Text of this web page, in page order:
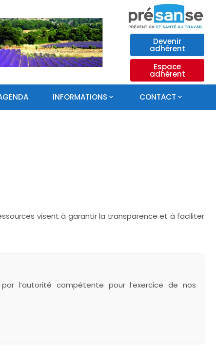
Devenir
adhérent
Espace
adhérent
INFORMATIONS CONTACT
visent à garantir la transparence et à faciliter
l’autorité compétente pour l’exercice de nos